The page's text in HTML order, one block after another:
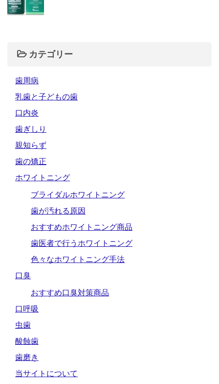
カテゴリー
歯周病
乳歯と子どもの歯
口内炎
歯ぎしり
親知らず
歯の矯正
ホワイトニング
ブライダルホワイトニング
歯が汚れる原因
おすすめホワイトニング商品
歯医者で行うホワイトニング
色々なホワイトニング手法
口臭
おすすめ口臭対策商品
口呼吸
虫歯
酸蝕歯
歯磨き
当サイトについて